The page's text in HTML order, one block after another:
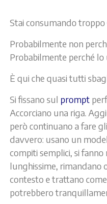
Stai consumando troppo
Probabilmente non
Probabilmente perché
È qui che quasi tutti
Si fissano sul prompt
Accorciano una riga.
però continuano a fare
davvero: usano un
compiti semplici, si
lunghissime, rimandano
contesto e trattano
potrebbero